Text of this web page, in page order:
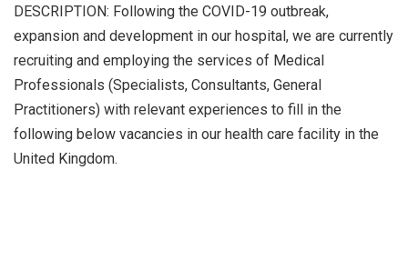
DESCRIPTION: Following the COVID-19 outbreak,
expansion and development in our hospital, we are currently
recruiting and employing the services of Medical
Professionals (Specialists, Consultants, General
Practitioners) with relevant experiences to fill in the
following below vacancies in our health care facility in the
United Kingdom.